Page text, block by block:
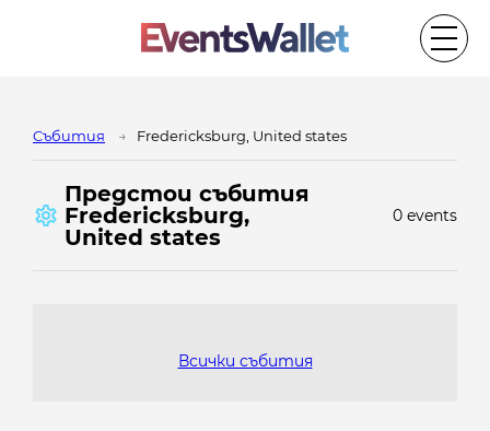
Cъбития Fredericksburg, United states
Предстои cъбития
Fredericksburg,
United states
0 events
Всички събития